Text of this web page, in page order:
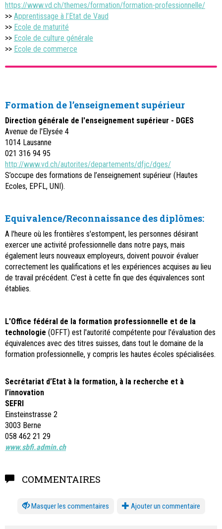
https://www.vd.ch/themes/formation/formation-professionnelle/
>> Apprentissage à l’Etat de Vaud
>> Ecole de maturité
>> Ecole de culture générale
>> Ecole de commerce
Formation de l’enseignement supérieur
Direction générale de l'enseignement supérieur - DGES
Avenue de l'Elysée 4
1014 Lausanne
021 316 94 95
http://www.vd.ch/autorites/departements/dfjc/dges/
S’occupe des formations de l’enseignement supérieur (Hautes
Ecoles, EPFL, UNI).
Equivalence/Reconnaissance des diplômes:
A l'heure où les frontières s'estompent, les personnes désirant
exercer une activité professionnelle dans notre pays, mais
également leurs nouveaux employeurs, doivent pouvoir évaluer
correctement les qualifications et les expériences acquises au lieu
de travail précédent. C'est à cette fin que des équivalences sont
établies.
L'Office fédéral de la formation professionnelle et de la
technologie (OFFT) est l'autorité compétente pour l'évaluation des
équivalences avec des titres suisses, dans tout le domaine de la
formation professionnelle, y compris les hautes écoles spécialisées.
Secrétariat d’Etat à la formation, à la recherche et à
l’innovation
SEFRI
Einsteinstrasse 2
3003 Berne
058 462 21 29
www.sbfi.admin.ch
COMMENTAIRES
les commentaires Ajouter un commentaire